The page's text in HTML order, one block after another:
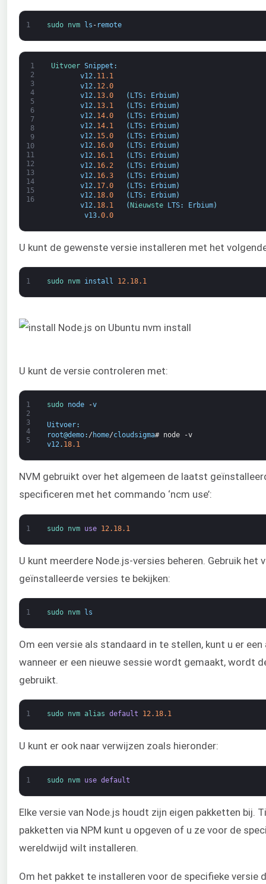
1 sudo nvm ls - remote
1
2
3
4
5
6
7
8
9
10
11
12
13
14
15
16
Uitvoer Snippet :
v12. 11.1
v12 . 12.0
v12. 13.0 ( LTS: Erbium)
v12. 13.1 ( LTS: Erbium)
v12. 14.0 ( LTS: Erbium)
v12. 14.1 ( LTS: Erbium)
v12 . 15.0 ( LTS: Erbium)
v12. 16.0 ( LTS: Erbium)
v12. 16.1 ( LTS: Erbium)
v12. 16.2 ( LTS: Erbium)
v12. 16.3 ( LTS: Erbium)
v12 . 17.0 ( LTS: Erbium)
v12. 18.0 ( LTS: Erbium)
v12. 18.1 ( Nieuwste LTS: Erbium)
v13.0.0
U kunt de gewenste versie installeren met het
1 sudo nvm install 12.18.1
U kunt de versie controleren met:
1
2
3
4
5
sudo node -v
Uitvoer:
root@demo: / home/cloudsigma# node -v
v12. 18.1
NVM gebruikt over het algemeen de laatst
specificeren met het commando ‘ncm use’:
1 sudo nvm use 12.18.1
U kunt meerdere Node.js-versies beheren. Gebruik het
geïnstalleerde versies te bekijken:
1 sudo nvm ls
Om een versie als standaard in te stellen, kunt u er
wanneer er een nieuwe sessie wordt gemaakt, wordt
gebruikt.
1 sudo nvm alias default 12.18.1
U kunt er ook naar verwijzen zoals hieronder:
1 sudo nvm use default
Elke versie van Node.js houdt zijn eigen pakketten bij.
pakketten via NPM kunt u opgeven of u ze voor de
wereldwijd wilt installeren.
Om het pakket te installeren voor de specifieke versie